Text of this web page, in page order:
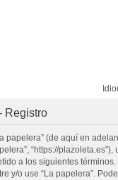
Registro
papelera” (de aquí en
“https://
a los siguientes
y/o use “La papelera”.